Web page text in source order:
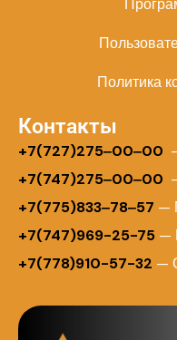
Политика
Контакты
+7(727)275‒00‒00
+7(747)275‒00‒00
+7(775)833‒78‒57 —
+7(747)969-25-75 —
+7(778)910-57-32 —